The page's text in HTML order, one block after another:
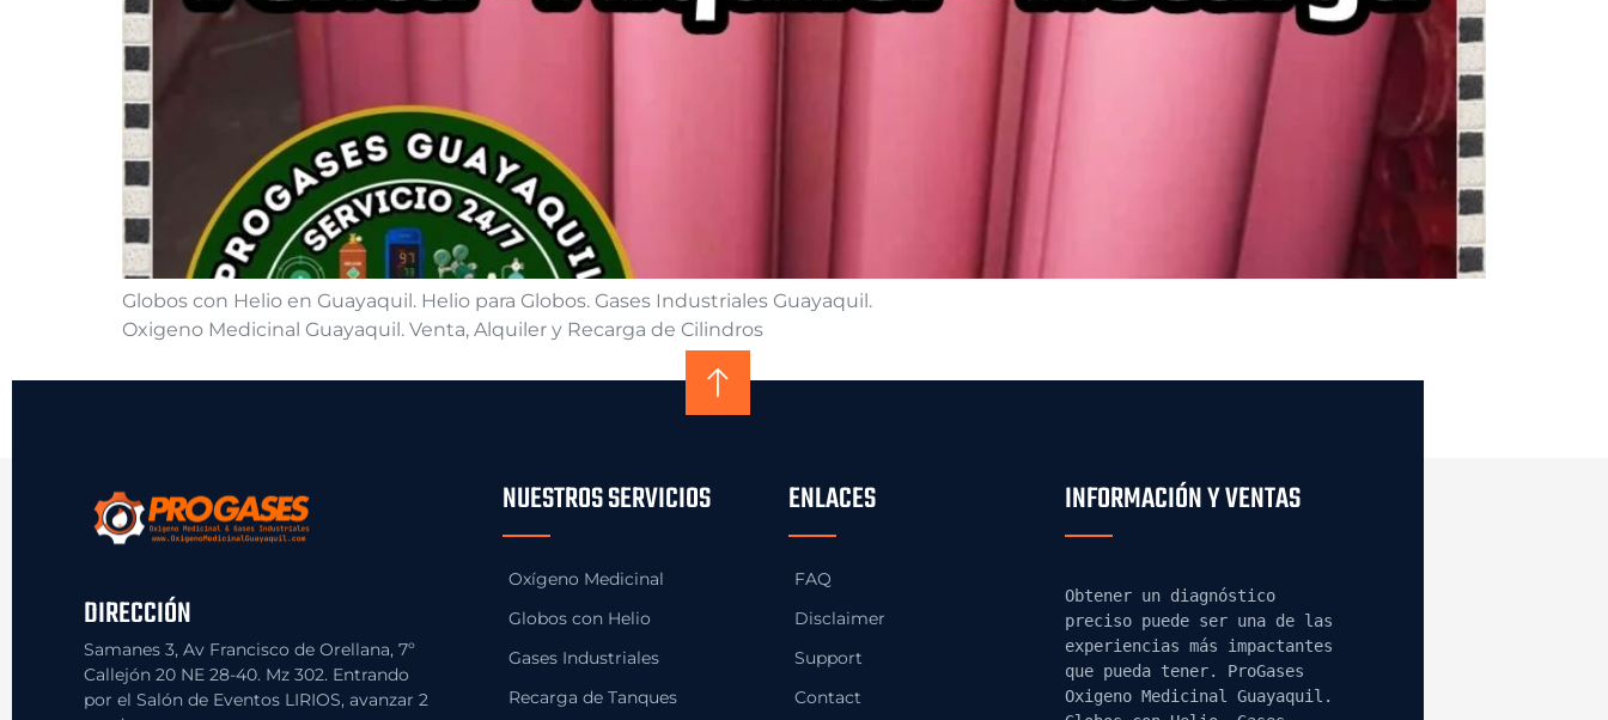
Globos con Helio en Guayaquil. Helio para Globos. Gases Industriales Guayaquil.
Oxigeno Medicinal Guayaquil. Venta, Alquiler y Recarga de Cilindros
DIRECCIÓN
Samanes 3, Av Francisco de Orellana, 7º
Callejón 20 NE 28-40. Mz 302. Entrando
por el Salón de Eventos LIRIOS, avanzar 2
NUESTROS SERVICIOS
Oxígeno Medicinal
Globos con Helio
Gases Industriales
Recarga de Tanques
ENLACES
FAQ
Disclaimer
Support
Contact
INFORMACIÓN Y VENTAS
Obtener un diagnóstico
preciso puede ser una de las
experiencias más impactantes
que pueda tener.
ProGases
Oxigeno Medicinal Guayaquil.